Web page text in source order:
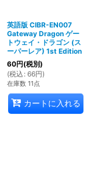
英語版 CIBR-EN007
Gateway Dragon ゲー
トウェイ・ドラゴン (ス
ーパーレア) 1st Edition
60円(税別)
(税込 : 66円)
在庫数 11点
カートに入れる